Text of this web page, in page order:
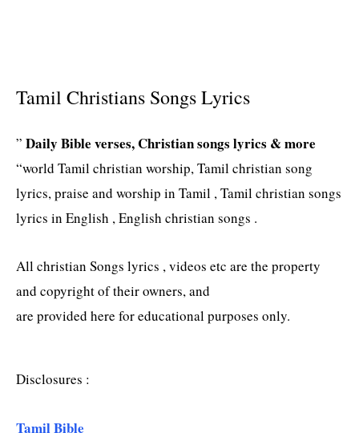
Tamil Christians Songs Lyrics
” Daily Bible verses, Christian songs lyrics & more
“world Tamil christian worship, Tamil christian song
lyrics, praise and worship in Tamil , Tamil christian songs
lyrics in English , English christian songs .
All christian Songs lyrics , videos etc are the property
and copyright of their owners, and
are provided here for educational purposes only.
Disclosures :
Tamil Bible